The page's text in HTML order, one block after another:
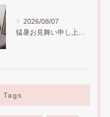
2026/08/07
Tags